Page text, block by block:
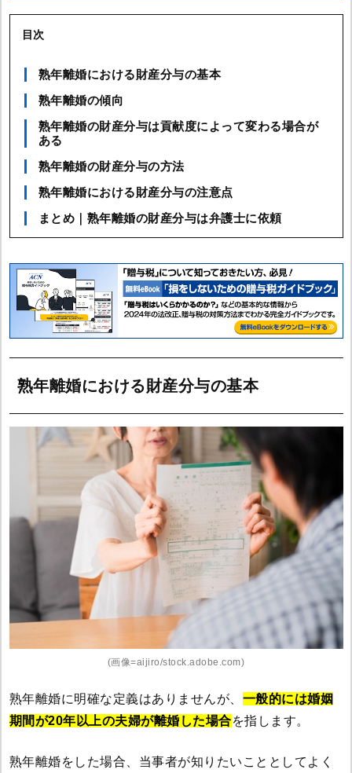
目次
熟年離婚における財産分与の基本
熟年離婚の傾向
熟年離婚の財産分与は貢献度によって変わる場合が
ある
熟年離婚の財産分与の方法
熟年離婚における財産分与の注意点
まとめ｜熟年離婚の財産分与は弁護士に依頼
熟年離婚における財産分与の基本
(画像=aijiro/stock.adobe.com)
熟年離婚に明確な定義はありませんが、 一般的には婚姻
期間が20年以上の夫婦が離婚した場合を指します。
熟年離婚をした場合、当事者が知りたいこととしてよく